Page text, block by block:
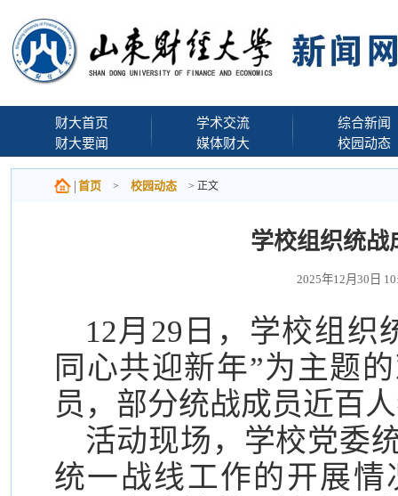
财大首页
财大要闻
学术交流
媒体财大
综合新闻
校园动态
首页 > 校园动态 > 正文
学校组织统战
2025年12月30日
12月29日，学校组织
同心共迎新年”为主题
员，部分统战成员近百
活动现场，学校党委
统一战线工作的开展